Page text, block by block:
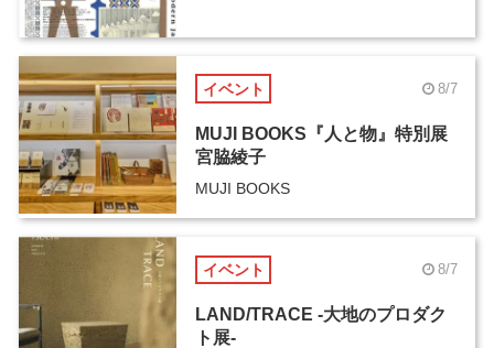
イベント 8/7
MUJI BOOKS『人と物』特別展
宮脇綾子
MUJI BOOKS
イベント 8/7
LAND/TRACE -大地のプロダク
ト展-